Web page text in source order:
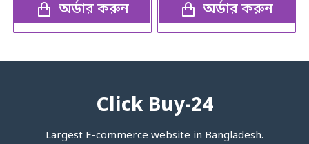
অর্ডার করুন অর্ডার করুন
Click Buy-24
Largest E-commerce website in Bangladesh.